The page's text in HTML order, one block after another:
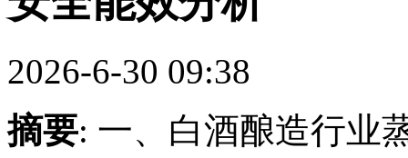
2026-6-30 09:38
摘要: 一、白酒酿造行业